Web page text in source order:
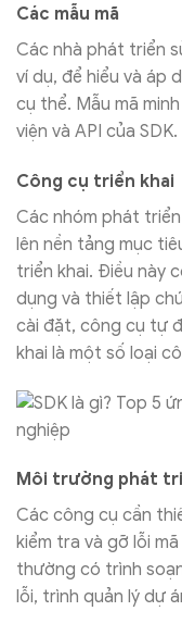
Các mẫu mã
Các nhà phát triển
ví dụ, để hiểu và áp
cụ thể. Mẫu mã
viện và API của SDK.
Công cụ triển khai
Các nhóm phát
lên nền tảng mục
triển khai. Điều này
dụng và thiết lập
cài đặt, công cụ tự
khai là một số loại
Môi trường phát
Các công cụ cần
kiểm tra và gỡ lỗi
thường có trình
lỗi, trình quản lý dự